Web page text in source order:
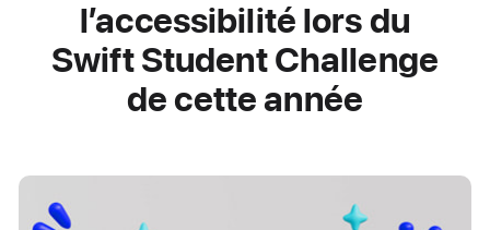
l’accessibilité lors du
Swift Student Challenge
de cette année